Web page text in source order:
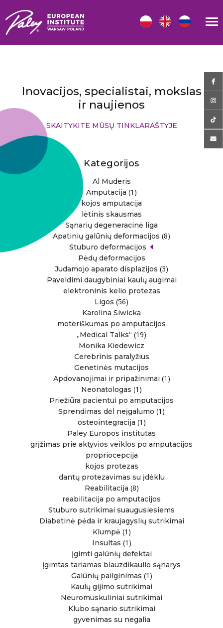
Inovacijos, specialistai, mokslas
ir naujienos
SKAITYKITE MŪSŲ TINKLARAŠTYJE
Kategorijos
Al Muderis
Amputacija (1)
kojos amputacija
lėtinis skausmas
Sąnarių degeneracinė liga
Apatinių galūnių deformacijos (8)
Stuburo deformacijos
Pėdų deformacijos
Judamojo aparato displazijos (3)
Paveldimi daugybiniai kaulų augimai
elektroninis kelio protezas
Ligos (56)
Karolina Siwicka
moteriškumas po amputacijos
„Medical Talks“ (19)
Monika Kiedewicz
Cerebrinis paralyžius
Genetinės mutacijos
Apdovanojimai ir pripažinimai (1)
Neonatologas (1)
Priežiūra pacientui po amputacijos
Sprendimas dėl neįgalumo (1)
osteointegracija (1)
Paley Europos institutas
grįžimas prie aktyvios veiklos po amputacijos
propriocepcija
kojos protezas
dantų protezavimas su įdėklu
Reabilitacija (8)
reabilitacija po amputacijos
Stuburo sutrikimai suaugusiesiems
Diabetinė pėda ir kraujagyslių sutrikimai
Klumpė (1)
Insultas (1)
Įgimti galūnių defektai
Įgimtas tariamas blauzdikaulio sąnarys
Galūnių pailginimas (1)
Kaulų gijimo sutrikimai
Neuromuskuliniai sutrikimai
Klubo sąnario sutrikimai
gyvenimas su negalia